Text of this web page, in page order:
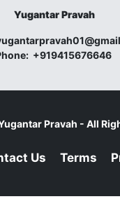
Yugantar Pravah
+919415676646
Pravah - All
Us Terms